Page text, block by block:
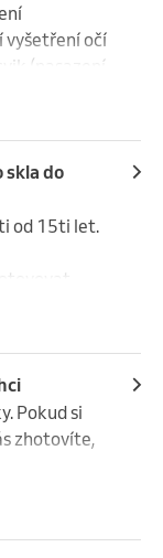
vyšetření očí
(nasazení
kontaktní
skla do
od 15ti let.
hodnotu
je vyndat
Pokud si
zhotovíte,